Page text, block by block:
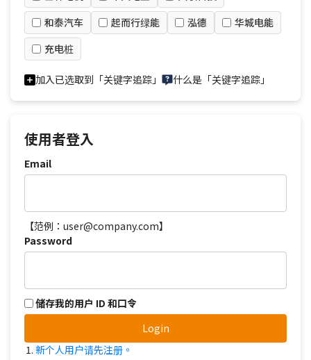
和泰汽车
起而行绿能 泓德
华城电能
充电桩
加入已选取到「关键字追踪」 什么是「关键字追踪」
使用者登入
Email
【范例：user@company.com】
Password
储存我的用户 ID 和口令
Login
新个人用户请先注册。